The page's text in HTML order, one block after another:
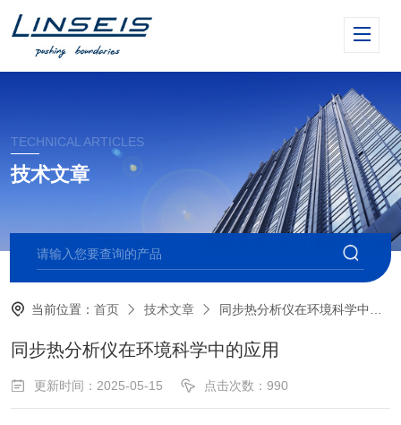
TECHNICAL ARTICLES
技术文章
当前位置：首页 技术文章 同步热分析仪在环境科学中的应用
同步热分析仪在环境科学中的应用
更新时间：2025-05-15 点击次数：990